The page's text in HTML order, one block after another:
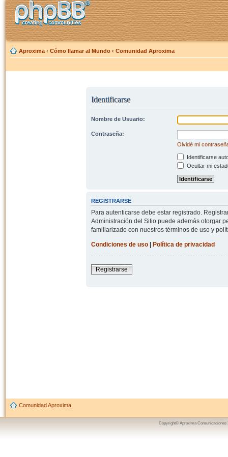
Aproxima ‹ Cómo llamar al Mundo ‹ Comunidad Aproxima
Identificarse
Nombre de Usuario:
Contraseña:
Olvidé mi
Identificarse
Ocultar mi
REGISTRARSE
Para autenticarse debe estar registrado.
Administración del Sitio puede además otorgar
familiarizado con nuestros términos de uso y
Condiciones de uso| Política de privacidad
Registrarse
Comunidad Aproxima
Copyright© Aproxima Comunicaciones